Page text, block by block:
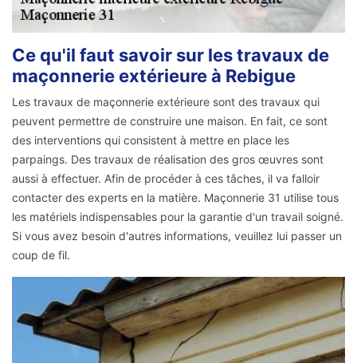
Ce qu'il faut savoir sur les travaux de
maçonnerie extérieure à Rebigue
Les travaux de maçonnerie extérieure sont des travaux qui
peuvent permettre de construire une maison. En fait, ce sont
des interventions qui consistent à mettre en place les
parpaings. Des travaux de réalisation des gros œuvres sont
aussi à effectuer. Afin de procéder à ces tâches, il va falloir
contacter des experts en la matière. Maçonnerie 31 utilise tous
les matériels indispensables pour la garantie d'un travail soigné.
Si vous avez besoin d'autres informations, veuillez lui passer un
coup de fil.